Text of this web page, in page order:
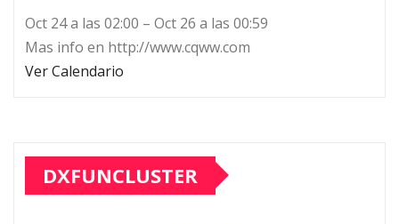
Oct 24 a las 02:00 – Oct 26 a las 00:59
Mas info en http://www.cqww.com
Ver Calendario
DXFUNCLUSTER